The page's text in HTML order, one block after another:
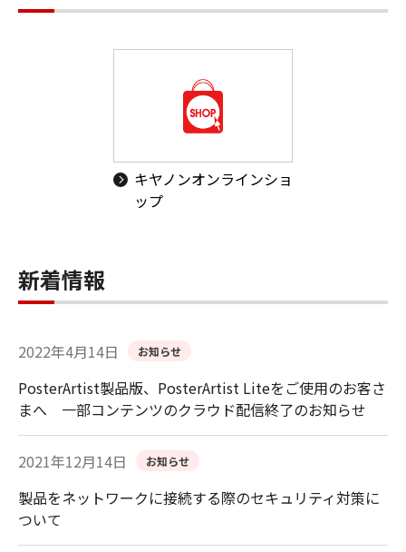
キヤノンオンラインショ
ップ
新着情報
2022年4月14日 お知らせ
PosterArtist製品版、PosterArtist Liteをご使用のお客さ
まへ 一部コンテンツのクラウド配信終了のお知らせ
2021年12月14日 お知らせ
製品をネットワークに接続する際のセキュリティ対策に
ついて